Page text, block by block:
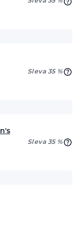
Sleva 35 %
Sleva 35 %